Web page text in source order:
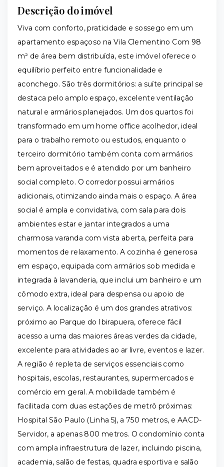
Descrição do imóvel
Viva com conforto, praticidade e sossego em um
apartamento espaçoso na Vila Clementino Com 98
m² de área bem distribuída, este imóvel oferece o
equilíbrio perfeito entre funcionalidade e
aconchego. São três dormitórios: a suíte principal se
destaca pelo amplo espaço, excelente ventilação
natural e armários planejados. Um dos quartos foi
transformado em um home office acolhedor, ideal
para o trabalho remoto ou estudos, enquanto o
terceiro dormitório também conta com armários
bem aproveitados e é atendido por um banheiro
social completo. O corredor possui armários
adicionais, otimizando ainda mais o espaço. A área
social é ampla e convidativa, com sala para dois
ambientes estar e jantar integrados a uma
charmosa varanda com vista aberta, perfeita para
momentos de relaxamento. A cozinha é generosa
em espaço, equipada com armários sob medida e
integrada à lavanderia, que inclui um banheiro e um
cômodo extra, ideal para despensa ou apoio de
serviço. A localização é um dos grandes atrativos:
próximo ao Parque do Ibirapuera, oferece fácil
acesso a uma das maiores áreas verdes da cidade,
excelente para atividades ao ar livre, eventos e lazer.
A região é repleta de serviços essenciais como
hospitais, escolas, restaurantes, supermercados e
comércio em geral. A mobilidade também é
facilitada com duas estações de metrô próximas:
Hospital São Paulo (Linha 5), a 750 metros, e AACD-
Servidor, a apenas 800 metros. O condomínio conta
com ampla infraestrutura de lazer, incluindo piscina,
academia, salão de festas, quadra esportiva e salão